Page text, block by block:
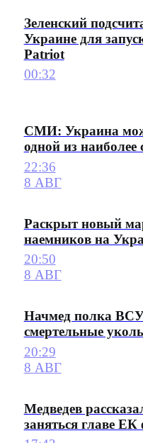
Зеленский
Украине для
Patriot
00:32
СМИ: Украина
одной из наиболее
22:36
8 АВГ
Раскрыт новый
наемников на
20:50
8 АВГ
Начмед полка
смертельные
20:29
8 АВГ
Медведев
заняться главе